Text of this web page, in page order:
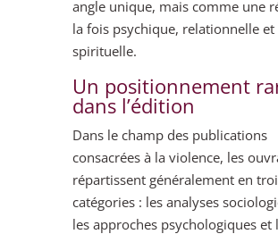
angle unique, mais comme une
la fois psychique, relationnelle et
spirituelle.
Un positionnement
dans l’édition
Dans le champ des publications
consacrées à la violence, les
répartissent généralement en
catégories : les analyses
les approches psychologiques et